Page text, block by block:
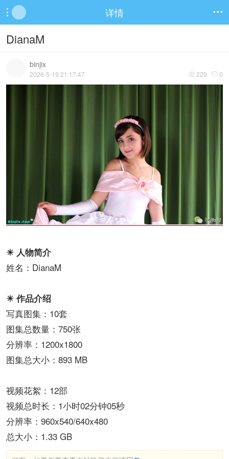
 详情 
DianaM
binjix
 229  0
2026-5-19 21:17:47
☀ 人物简介
姓名：DianaM
☀ 作品介绍
写真图集：10套
图集总数量：750张
分辨率：1200x1800
图集总大小：893 MB
视频花絮：12部
视频总时长：1小时02分钟05秒
分辨率：960x540/640x480
总大小：1.33 GB